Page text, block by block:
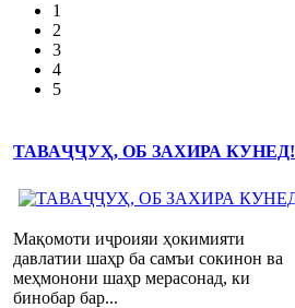
1
2
3
4
5
ТАВАҶҶУҲ, ОБ ЗАХИРА КУНЕД!
Мақомоти иҷроияи ҳокимияти
давлатии шаҳр ба самъи сокинон ва
меҳмонони шаҳр мерасонад, ки
бинобар бар...